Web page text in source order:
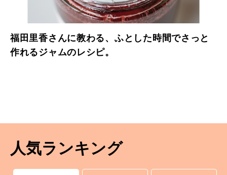
福田里香さんに教わる、ふとした時間でさっと
作れるジャムのレシピ。
人気ランキング